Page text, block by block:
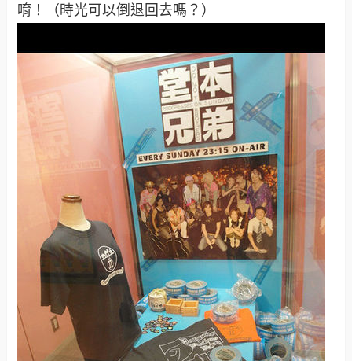
唷！（時光可以倒退回去嗎？）